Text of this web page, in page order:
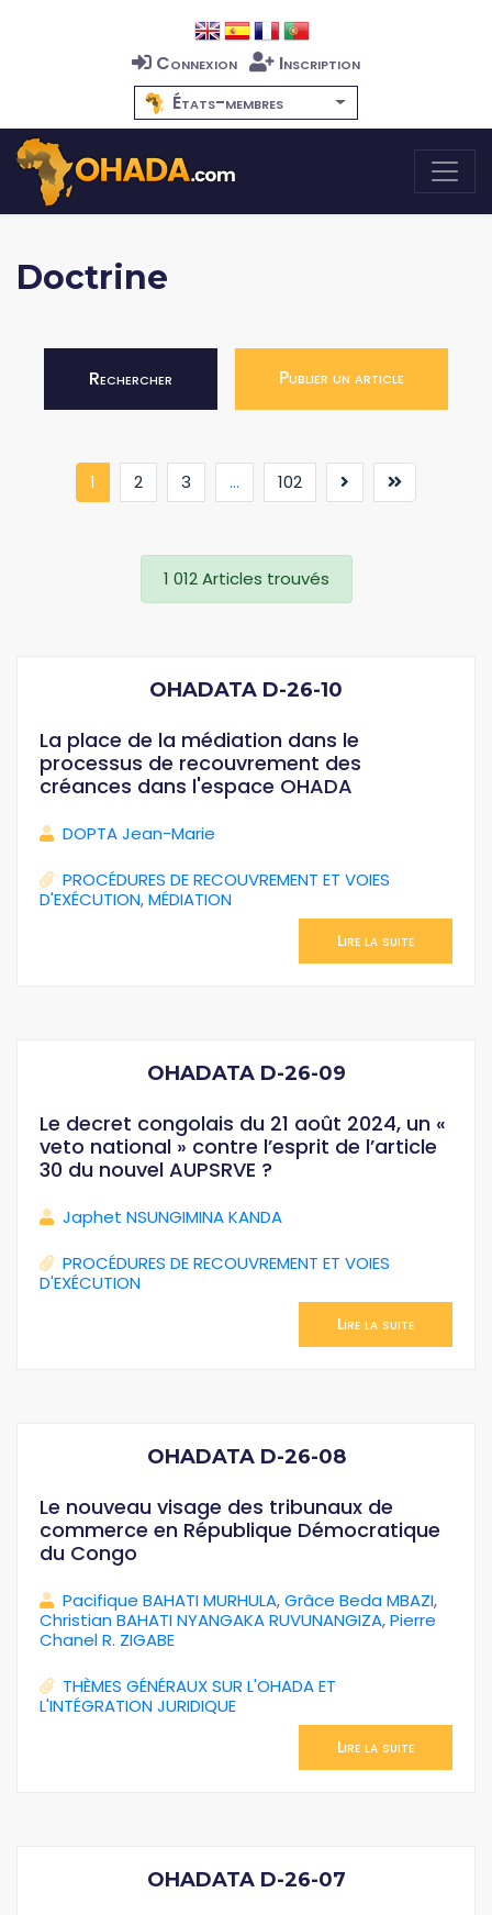
Connexion
Inscription
États-membres
Doctrine
Rechercher Publier un article
1 (current)
2 3 ... 102
1 012 Articles trouvés
OHADATA D-26-10
La place de la médiation dans le
processus de recouvrement des
créances dans l'espace OHADA
DOPTA Jean-Marie
PROCÉDURES DE RECOUVREMENT ET VOIES
D'EXÉCUTION,MÉDIATION
Lire la suite
OHADATA D-26-09
Le decret congolais du 21 août 2024, un «
veto national » contre l’esprit de l’article
30 du nouvel AUPSRVE ?
Japhet NSUNGIMINA KANDA
PROCÉDURES DE RECOUVREMENT ET VOIES
D'EXÉCUTION
Lire la suite
OHADATA D-26-08
Le nouveau visage des tribunaux de
commerce en République Démocratique
du Congo
Pacifique BAHATI MURHULA,Grâce Beda MBAZI,
Christian BAHATI NYANGAKA RUVUNANGIZA,Pierre
Chanel R. ZIGABE
THÈMES GÉNÉRAUX SUR L'OHADA ET
L'INTÉGRATION JURIDIQUE
Lire la suite
OHADATA D-26-07